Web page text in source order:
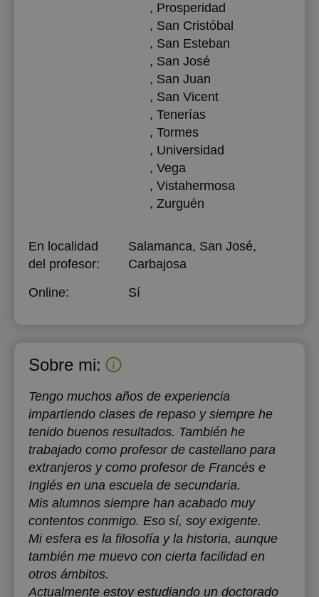
, Prosperidad
, San Cristóbal
, San Esteban
, San José
, San Juan
, San Vicent
, Tenerías
, Tormes
, Universidad
, Vega
, Vistahermosa
, Zurguén
En localidad
del profesor:
Salamanca, San José,
Carbajosa
Online:
Sí
Sobre mi:
Tengo muchos años de experiencia
impartiendo clases de repaso y siempre he
tenido buenos resultados. También he
trabajado como profesor de castellano para
extranjeros y como profesor de Francés e
Inglés en una escuela de secundaria.
Mis alumnos siempre han acabado muy
contentos conmigo. Eso sí, soy exigente.
Mi esfera es la filosofía y la historia, aunque
también me muevo con cierta facilidad en
otros ámbitos.
Actualmente estoy estudiando un doctorado